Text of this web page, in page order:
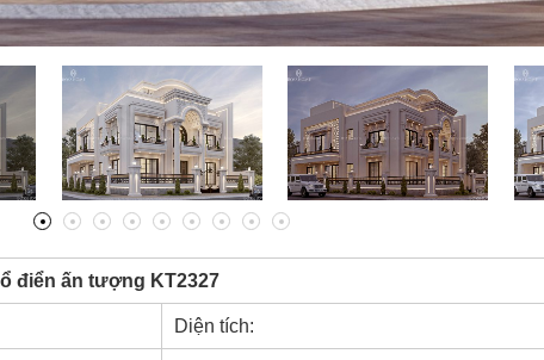
điển ấn tượng KT2327
Diện tích: